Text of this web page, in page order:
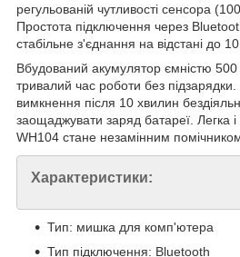
регульованій чутливості сенсора
Простота підключення через
стабільне з'єднання на відстані до 10
Вбудований акумулятор ємністю
тривалий час роботи без
вимкнення після 10 хвилин
заощаджувати заряд батареї. Легка
WH104 стане незамінним
Характеристики:
Тип: мишка для комп'ютера
Тип підключення: Bluetooth